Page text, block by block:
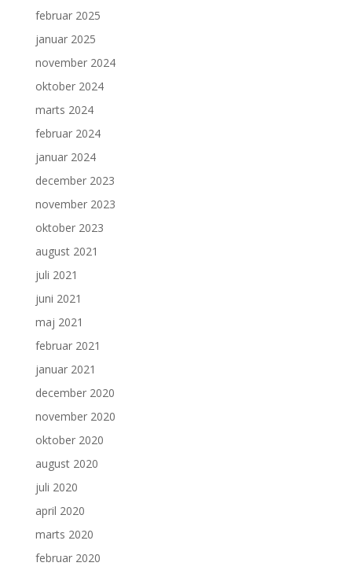
februar 2025
januar 2025
november 2024
oktober 2024
marts 2024
februar 2024
januar 2024
december 2023
november 2023
oktober 2023
august 2021
juli 2021
juni 2021
maj 2021
februar 2021
januar 2021
december 2020
november 2020
oktober 2020
august 2020
juli 2020
april 2020
marts 2020
februar 2020